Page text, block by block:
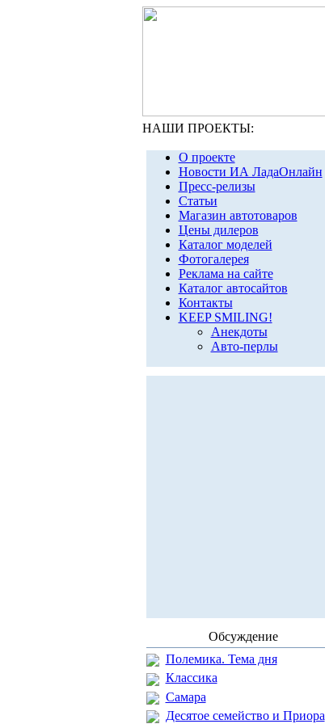
НАШИ ПРОЕКТЫ:
О проекте
Новости ИА ЛадаОнлайн
Пресс-релизы
Статьи
Магазин автотоваров
Цены дилеров
Каталог моделей
Фотогалерея
Реклама на сайте
Каталог автосайтов
Контакты
KEEP SMILING!
Анекдоты
Авто-перлы
Обсуждение
Полемика. Тема дня
Классика
Самара
Десятое семейство и Приора